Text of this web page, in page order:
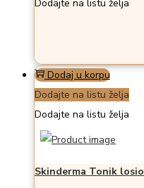
Dodajte na listu želja
Dodaj u korpu
Dodajte na listu želja
Dodajte na listu želja
Skinderma Tonik